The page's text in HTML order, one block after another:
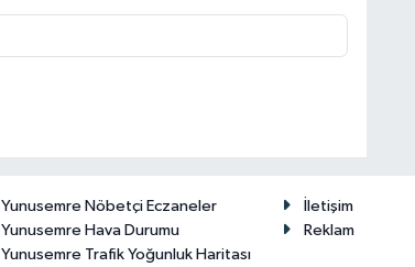
Yunusemre Nöbetçi Eczaneler
Yunusemre Hava Durumu
Yunusemre Trafik Yoğunluk Haritası
İletişim
Reklam